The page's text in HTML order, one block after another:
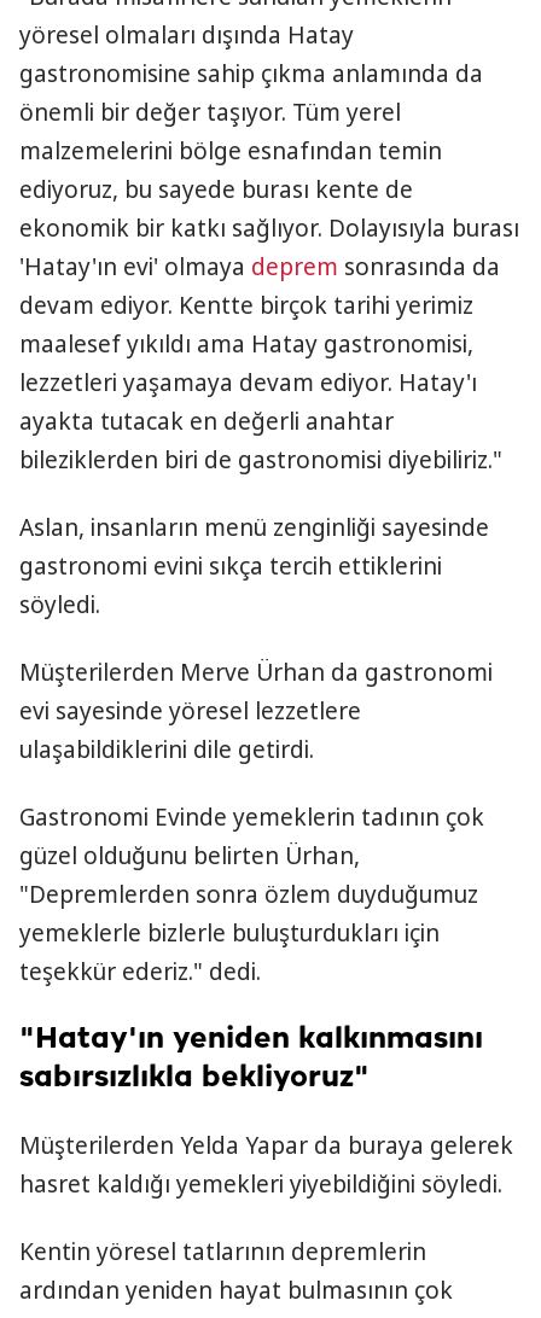
yöresel olmaları dışında Hatay
gastronomisine sahip çıkma anlamında da
önemli bir değer taşıyor. Tüm yerel
malzemelerini bölge esnafından temin
ediyoruz, bu sayede burası kente de
ekonomik bir katkı sağlıyor. Dolayısıyla burası
'Hatay'ın evi' olmaya deprem sonrasında da
devam ediyor. Kentte birçok tarihi yerimiz
maalesef yıkıldı ama Hatay gastronomisi,
lezzetleri yaşamaya devam ediyor. Hatay'ı
ayakta tutacak en değerli anahtar
bileziklerden biri de gastronomisi diyebiliriz."
Aslan, insanların menü zenginliği sayesinde
gastronomi evini sıkça tercih ettiklerini
söyledi.
Müşterilerden Merve Ürhan da gastronomi
evi sayesinde yöresel lezzetlere
ulaşabildiklerini dile getirdi.
Gastronomi Evinde yemeklerin tadının çok
güzel olduğunu belirten Ürhan,
"Depremlerden sonra özlem duyduğumuz
yemeklerle bizlerle buluşturdukları için
teşekkür ederiz." dedi.
"Hatay'ın yeniden kalkınmasını
sabırsızlıkla bekliyoruz"
Müşterilerden Yelda Yapar da buraya gelerek
hasret kaldığı yemekleri yiyebildiğini söyledi.
Kentin yöresel tatlarının depremlerin
ardından yeniden hayat bulmasının çok